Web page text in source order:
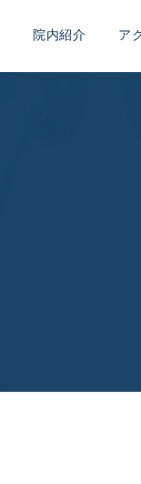
院内紹介 ア